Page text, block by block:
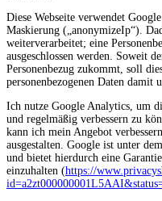
Diese Webseite verwendet
Maskierung („anonymizeIp“).
weiterverarbeitet; eine
ausgeschlossen werden. Soweit
Personenbezug zukommt, soll
personenbezogenen Daten damit
Ich nutze Google Analytics, um
und regelmäßig verbessern zu
kann ich mein Angebot
ausgestalten. Google ist unter
und bietet hierdurch eine
einzuhalten (https://